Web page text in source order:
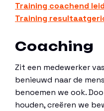
Training coachend
Training
Coaching
Zit een medewerker
benieuwd naar de
benoemen we ook.
houden, creëren we